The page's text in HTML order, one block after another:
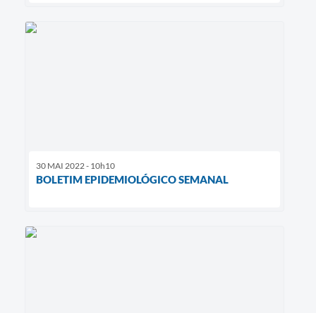
30 MAI 2022 - 10h10
BOLETIM EPIDEMIOLÓGICO SEMANAL